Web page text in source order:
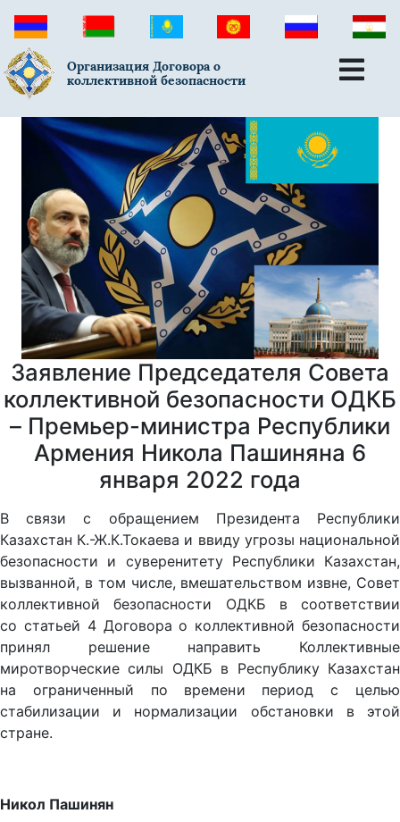
Организация Договора о
коллективной безопасности
Заявление Председателя Совета
коллективной безопасности ОДКБ
– Премьер-министра Республики
Армения Никола Пашиняна 6
января 2022 года
В связи с обращением Президента Республики
Казахстан К.-Ж.К.Токаева и ввиду угрозы национальной
безопасности и суверенитету Республики Казахстан,
вызванной, в том числе, вмешательством извне, Совет
коллективной безопасности ОДКБ в соответствии
со статьей 4 Договора о коллективной безопасности
принял решение направить Коллективные
миротворческие силы ОДКБ в Республику Казахстан
на ограниченный по времени период с целью
стабилизации и нормализации обстановки в этой
стране.
Никол Пашинян